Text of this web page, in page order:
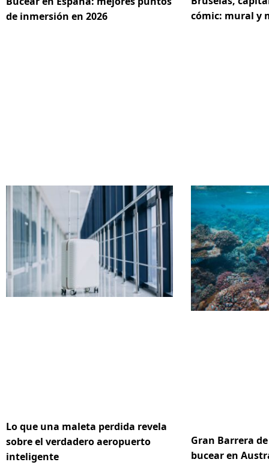
de inmersión en 2026
cómic: mural y
Lo que una maleta perdida revela
sobre el verdadero aeropuerto
inteligente
Gran Barrera
bucear en